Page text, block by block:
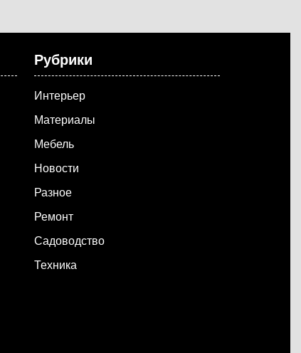
Рубрики
Интерьер
Материалы
Мебель
Новости
Разное
Ремонт
Садоводство
Техника